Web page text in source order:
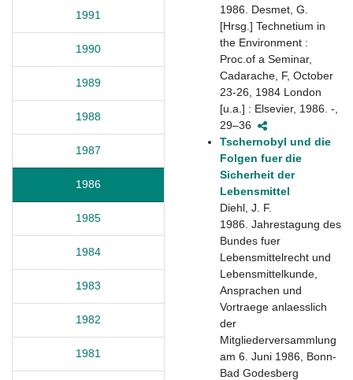
1991
1990
1989
1988
1987
1986
1985
1984
1983
1982
1981
1986. Desmet, G.
[Hrsg.] Technetium in
the Environment :
Proc.of a Seminar,
Cadarache, F, October
23-26, 1984 London
[u.a.] : Elsevier, 1986. -,
29–36
Tschernobyl und die
Folgen fuer die
Sicherheit der
Lebensmittel
Diehl, J. F.
1986. Jahrestagung des
Bundes fuer
Lebensmittelrecht und
Lebensmittelkunde,
Ansprachen und
Vortraege anlaesslich
der
Mitgliederversammlung
am 6. Juni 1986, Bonn-
Bad Godesberg